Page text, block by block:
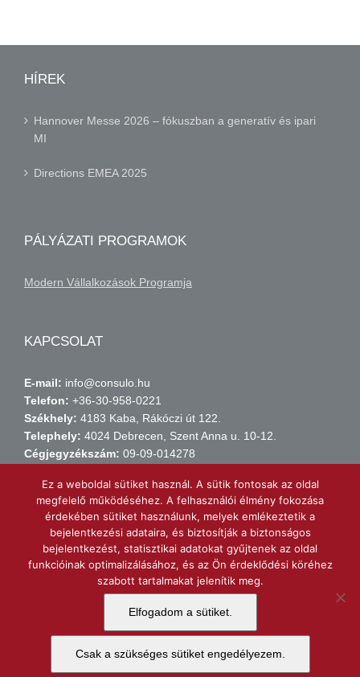
HÍREK
Hannover Messe 2026 – fókuszban a generatív és ipari
MI
Directions EMEA 2025
PÁLYÁZATI PROGRAMOK
Modern Vállalkozások Programja
KAPCSOLAT
E-mail: info@consulo.hu
Telefon: +36-30-958-0221
Székhely: 4183 Kaba, Rákóczi út 122.
Telephely: 4024 Debrecen, Szent Anna u. 10-12.
Cégjegyzékszám: 09-09-014278
Számlaszám:11738015-21438211
KERESSEN MINKET FACEBOOK-ON!
Ez a weboldal sütiket használ. A sütik fontosak az oldal
megfelelő működéséhez. A felhasználói élmény fokozása
érdekében sütiket használunk, melyek emlékeztetik a
bejelentkezési adataira, és biztosítják a biztonságos
bejelentkezést, statisztikai adatokat gyűjtenek az oldal
funkcióinak optimalizálásához, és az Ön érdeklődési köréhez
szabott tartalmakat jelenítik meg.
Elfogadom a sütiket.
Csak a szükséges sütiket engedélyezem.